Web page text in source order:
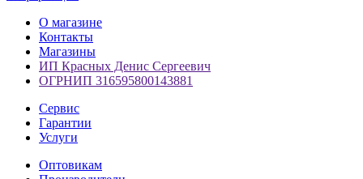
О магазине
Контакты
Магазины
ИП Красных Денис Сергеевич
ОГРНИП 316595800143881
Сервис
Гарантии
Услуги
Оптовикам